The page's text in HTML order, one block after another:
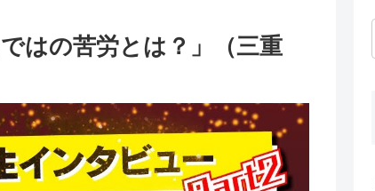
はの苦労とは？」（三重